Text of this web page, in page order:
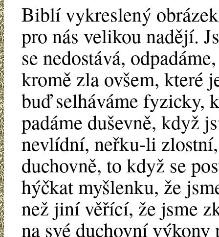
Biblí vykreslený
pro nás velikou nadějí.
se nedostává,
kromě zla ovšem, které
buď selháváme fyzicky,
padáme duševně, když
nevlídní, neřku-li
duchovně, to když se
hýčkat myšlenku, že
než jiní věřící, že jsme
na své duchovní